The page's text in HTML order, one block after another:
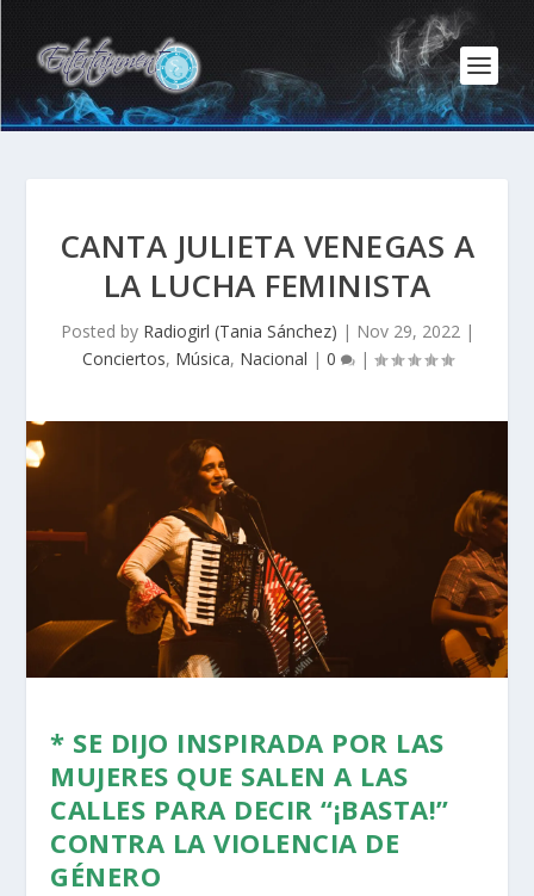
CANTA JULIETA VENEGAS A
LA LUCHA FEMINISTA
Posted by Radiogirl (Tania Sánchez) | Nov 29, 2022|
Conciertos, Música, Nacional | 0 |
* SE DIJO INSPIRADA POR LAS
MUJERES QUE SALEN A LAS
CALLES PARA DECIR “¡BASTA!”
CONTRA LA VIOLENCIA DE
GÉNERO